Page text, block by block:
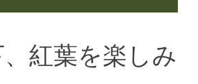
年記念ホール
公演や講座のご案内
紅葉を楽しみ